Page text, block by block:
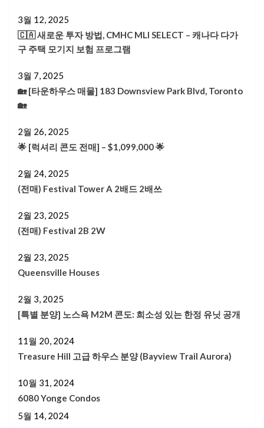
3월 12, 2025
🇨🇦 새로운 투자 방법, CMHC MLI SELECT – 캐나다 다가
구 주택 모기지 보험 프로그램
3월 7, 2025
🏡 [타운하우스 매물] 183 Downsview Park Blvd, Toronto
🏡
2월 26, 2025
🌟 [럭셔리 콘도 전매] – $1,099,000 🌟
2월 24, 2025
(전매) Festival Tower A 2배드 2배쓰
2월 23, 2025
(전매) Festival 2B 2W
2월 23, 2025
Queensville Houses
2월 3, 2025
[특별 분양] 노스욕 M2M 콘도: 희소성 있는 한정 유닛 공개
11월 20, 2024
Treasure Hill 고급 하우스 분양 (Bayview Trail Aurora)
10월 31, 2024
6080 Yonge Condos
5월 14, 2024